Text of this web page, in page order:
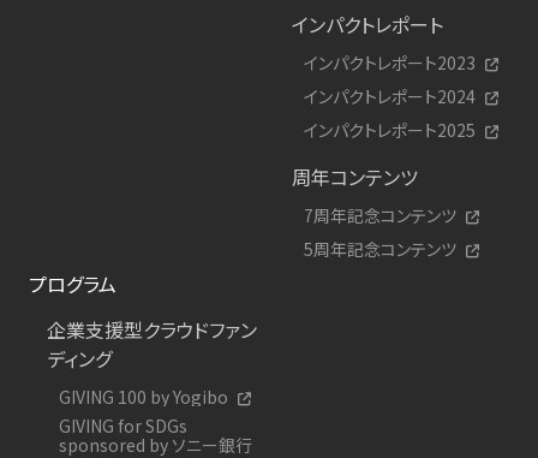
インパクトレポート
インパクトレポート2023
インパクトレポート2024
インパクトレポート2025
周年コンテンツ
7周年記念コンテンツ
5周年記念コンテンツ
プログラム
企業支援型クラウドファン
ディング
GIVING 100 by Yogibo
GIVING for SDGs
sponsored by ソニー銀行